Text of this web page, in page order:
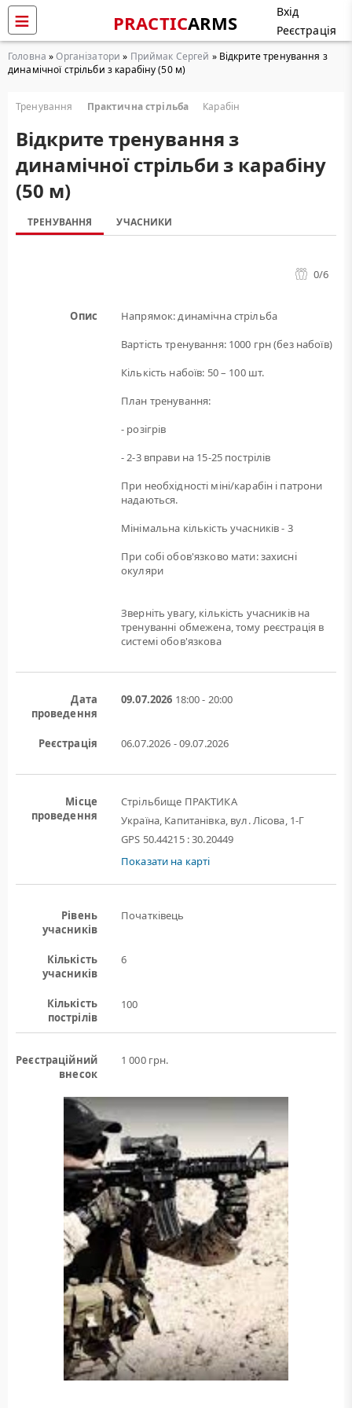
PRACTICARMS
Вхід
Реєстрація
Головна »Організатори » Приймак Сергей » Відкрите тренування з
динамічної стрільби з карабіну (50 м)
Тренування Практична стрільба Карабін
Відкрите тренування з
динамічної стрільби з карабіну
(50 м)
ТРЕНУВАННЯ УЧАСНИКИ
0/6
Опис
Напрямок: динамічна стрільба
Вартість тренування: 1000 грн (без набоїв)
Кількість набоїв: 50 – 100 шт.
План тренування:
- розігрів
- 2-3 вправи на 15-25 пострілів
При необхідності міні/карабін і патрони
надаються.
Мінімальна кількість учасників - 3
При собі обов'язково мати: захисні
окуляри
Зверніть увагу, кількість учасників на
тренуванні обмежена, тому реєстрація в
системі обов'язкова
Дата
проведення
09.07.2026 18:00 - 20:00
Реєстрація 06.07.2026 - 09.07.2026
Місце
проведення
Стрільбище ПРАКТИКА
Україна, Капитанівка, вул. Лісова, 1-Г
GPS 50.44215 : 30.20449
Показати на карті
Рівень
учасників
Початківець
Кількість
учасників
6
Кількість
пострілів
100
Реєстраційний
внесок
1 000 грн.